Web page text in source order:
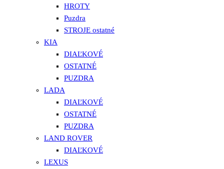
HROTY
Puzdra
STROJE ostatné
KIA
DIAĽKOVÉ
OSTATNÉ
PUZDRA
LADA
DIAĽKOVÉ
OSTATNÉ
PUZDRA
LAND ROVER
DIAĽKOVÉ
LEXUS